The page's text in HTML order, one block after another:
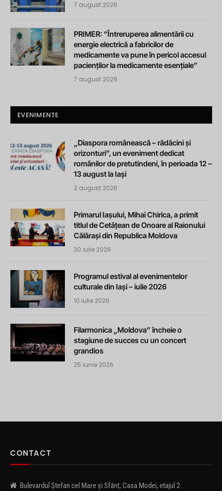
7 august 2026
PRIMER: “Întreruperea alimentării cu
energie electrică a fabricilor de
medicamente va pune în pericol accesul
pacienților la medicamente esențiale”
7 august 2026
EVENIMENTE
„Diaspora românească – rădăcini și
orizonturi”, un eveniment dedicat
românilor de pretutindeni, în perioada 12 –
13 august la Iași
2 august 2026
Primarul Iașului, Mihai Chirica, a primit
titlul de Cetățean de Onoare al Raionului
Călărași din Republica Moldova
30 iulie 2026
Programul estival al evenimentelor
culturale din Iași – iulie 2026
10 iulie 2026
Filarmonica „Moldova” încheie o
stagiune de succes cu un concert
grandios
25 iunie 2026
CONTACT
Bulevardul Ștefan cel Mare și Sfânt, Casa Modei, etajul 2